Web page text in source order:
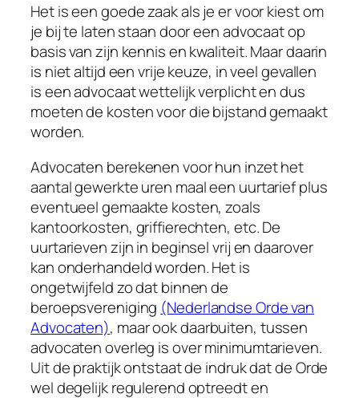
Het is een goede zaak als je er voor kiest om
je bij te laten staan door een advocaat op
basis van zijn kennis en kwaliteit. Maar daarin
is niet altijd een vrije keuze, in veel gevallen
is een advocaat wettelijk verplicht en dus
moeten de kosten voor die bijstand gemaakt
worden.
Advocaten berekenen voor hun inzet het
aantal gewerkte uren maal een uurtarief plus
eventueel gemaakte kosten, zoals
kantoorkosten, griffierechten, etc. De
uurtarieven zijn in beginsel vrij en daarover
kan onderhandeld worden. Het is
ongetwijfeld zo dat binnen de
beroepsvereniging (Nederlandse Orde van
Advocaten), maar ook daarbuiten, tussen
advocaten overleg is over minimumtarieven.
Uit de praktijk ontstaat de indruk dat de Orde
wel degelijk regulerend optreedt en